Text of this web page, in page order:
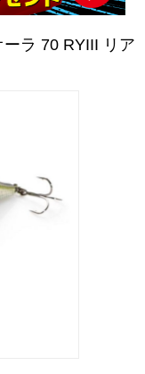
ラ 70 RYIII リア